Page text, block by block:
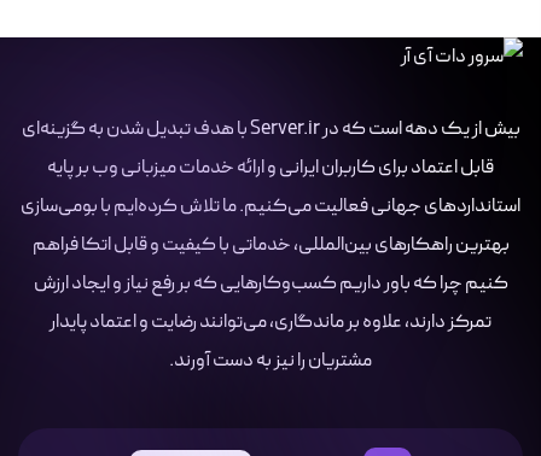
بیش از یک دهه است که در Server.ir با هدف تبدیل شدن به گزینه‌ای
قابل اعتماد برای کاربران ایرانی و ارائه خدمات میزبانی وب بر پایه
استانداردهای جهانی فعالیت می‌کنیم. ما تلاش کرده‌ایم با بومی‌سازی
بهترین راهکارهای بین‌المللی، خدماتی با کیفیت و قابل اتکا فراهم
کنیم چرا که باور داریم کسب‌وکارهایی که بر رفع نیاز و ایجاد ارزش
تمرکز دارند، علاوه بر ماندگاری، می‌توانند رضایت و اعتماد پایدار
مشتریان را نیز به دست آورند.